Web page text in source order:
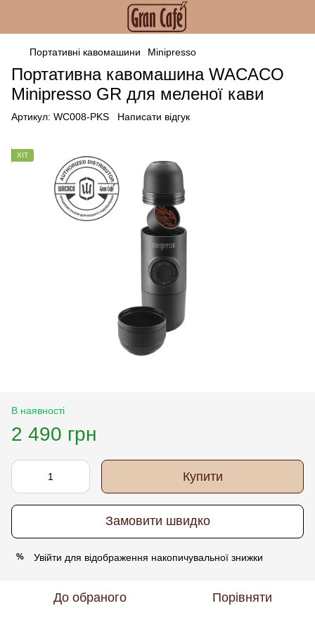
Портативні кавомашини Minipresso
Портативна кавомашина WACACO
Minipresso GR для меленої кави
Артикул: WC008-PKS Написати відгук
ХІТ
В наявності
2 490 грн
Купити
Замовити швидко
% Увійти для відображення накопичувальної знижки
До обраного Порівняти